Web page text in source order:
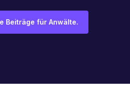
Beiträge für Anwälte.